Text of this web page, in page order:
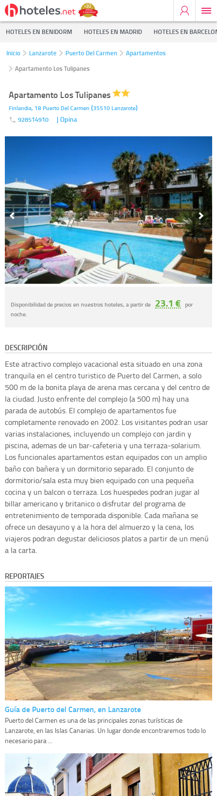
HOTELES EN BENIDORM HOTELES EN MADRID HOTELES EN
Inicio Lanzarote Puerto Del Carmen
Apartamentos
Apartamento Los Tulipanes
Apartamento Los Tulipanes
Finlandia, 18 Puerto Del Carmen (35510 Lanzarote)
928514910 | Opina
Disponibilidad de precios en nuestros hoteles, a partir de 23.1 € por
noche.
DESCRIPCIÓN
Este atractivo complejo vacacional esta situado en una zona
tranquila en el centro turistico de Puerto del Carmen, a solo
500 m de la bonita playa de arena mas cercana y del centro de
la ciudad. Justo enfrente del complejo (a 500 m) hay una
parada de autobús. El complejo de apartamentos fue
completamente renovado en 2002. Los visitantes podran usar
varias instalaciones, incluyendo un complejo con jardin y
piscina, ademas de un bar-cafeteria y una terraza-solarium.
Los funcionales apartamentos estan equipados con un amplio
baño con bañera y un dormitorio separado. El conjunto de
dormitorio/sala esta muy bien equipado con una pequeña
cocina y un balcon o terraza. Los huespedes podran jugar al
billar americano y britanico o disfrutar del programa de
entretenimiento de temporada disponible. Cada mañana se
ofrece un desayuno y a la hora del almuerzo y la cena, los
viajeros podran degustar deliciosos platos a partir de un menú
a la carta.
REPORTAJES
Guía de Puerto del Carmen, en Lanzarote
Puerto del Carmen es una de las principales zonas turísticas de
Lanzarote, en las Islas Canarias. Un lugar donde encontraremos todo lo
necesario para ...